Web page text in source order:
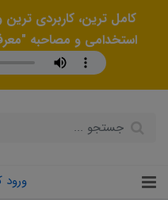
کامل ترین، کاربردی
استخدامی و مصاحبه
ورود